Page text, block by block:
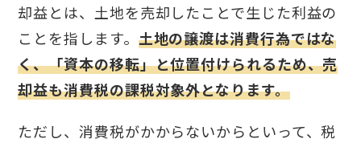
却益とは、土地を売却したことで生じた利益の
ことを指します。 土地の譲渡は消費行為ではな
く、「資本の移転」と位置付けられるため、売
却益も消費税の課税対象外となります。
ただし、消費税がかからないからといって、税